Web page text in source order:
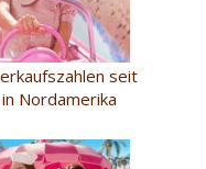
seit
Nordamerika